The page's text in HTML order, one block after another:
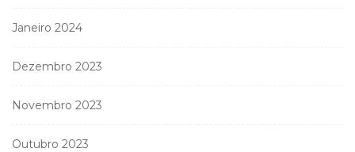
Janeiro 2024
Dezembro 2023
Novembro 2023
Outubro 2023